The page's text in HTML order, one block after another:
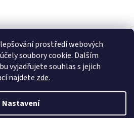
prostředí webových
soubory cookie. Dalším
vyjadřujete souhlas s jejich
najdete zde.
Nastavení